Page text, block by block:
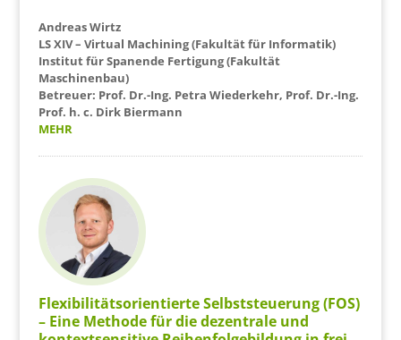
Andreas Wirtz
LS XIV – Virtual Machining (Fakultät für Informatik)
Institut für Spanende Fertigung (Fakultät
Maschinenbau)
Betreuer: Prof. Dr.-Ing. Petra Wiederkehr, Prof. Dr.-Ing.
Prof. h. c. Dirk Biermann
MEHR
Flexibilitätsorientierte Selbststeuerung (FOS)
– Eine Methode für die dezentrale und